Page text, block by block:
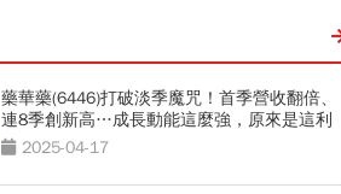
藥華藥(6446)打破淡季魔咒！首季營收翻倍、
連8季創新高…成長動能這麼強，原來是這利
多助攻！
2025-04-17